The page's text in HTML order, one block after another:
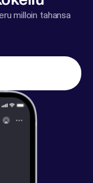
milloin tahansa